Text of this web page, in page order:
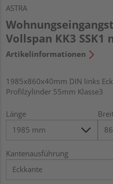
ASTRA
Vollspan KK3
Artikelinformationen
1985x860x40mm DIN links
Profilzylinder 55mm Klasse3
Länge
Kantenausführung